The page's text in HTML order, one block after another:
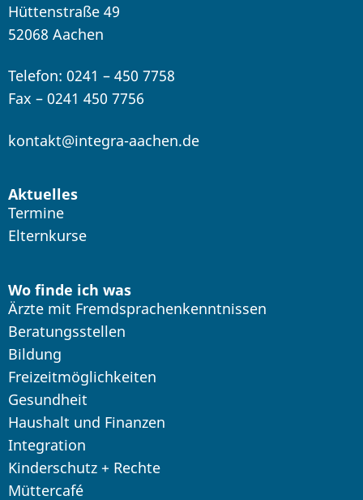
Hüttenstraße 49
52068 Aachen
Telefon: 0241 – 450 7758
Fax – 0241 450 7756
kontakt@integra-aachen.de
Aktuelles
Termine
Elternkurse
Wo finde ich was
Ärzte mit Fremdsprachenkenntnissen
Beratungsstellen
Bildung
Freizeitmöglichkeiten
Gesundheit
Haushalt und Finanzen
Integration
Kinderschutz + Rechte
Müttercafé